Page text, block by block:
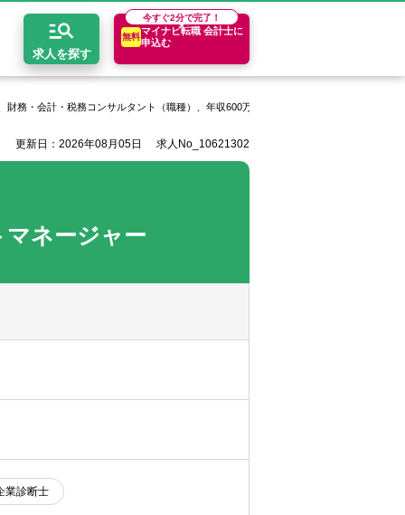
求人を探す
今すぐ2分で完了！
無料
マイナビ転職 会計士に
申込む
求人とは？
コンテンツ
の転職Q&A
会計事務所・税理士法人
エリア別求人情報
務・会計・税務コンサルタント（職種）、年収600万円以上
更新日：2026年08月05日 求人No_10621302
マネージャー
業診断士